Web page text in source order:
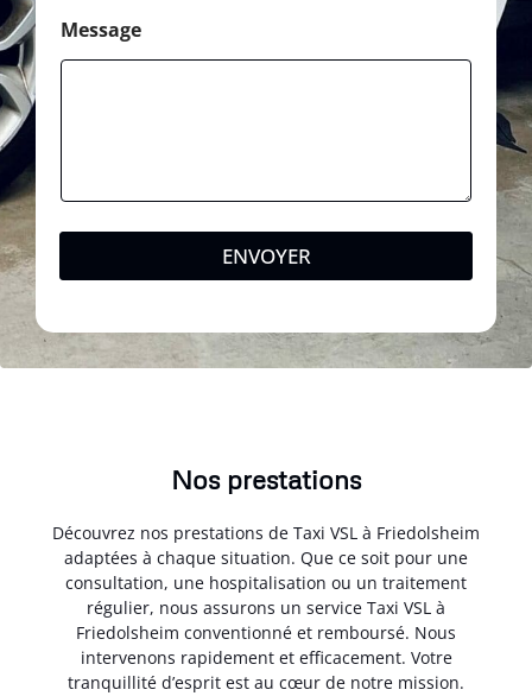
Message
ENVOYER
Nos prestations
Découvrez nos prestations de Taxi VSL à Friedolsheim
adaptées à chaque situation. Que ce soit pour une
consultation, une hospitalisation ou un traitement
régulier, nous assurons un service Taxi VSL à
Friedolsheim conventionné et remboursé. Nous
intervenons rapidement et efficacement. Votre
tranquillité d’esprit est au cœur de notre mission.